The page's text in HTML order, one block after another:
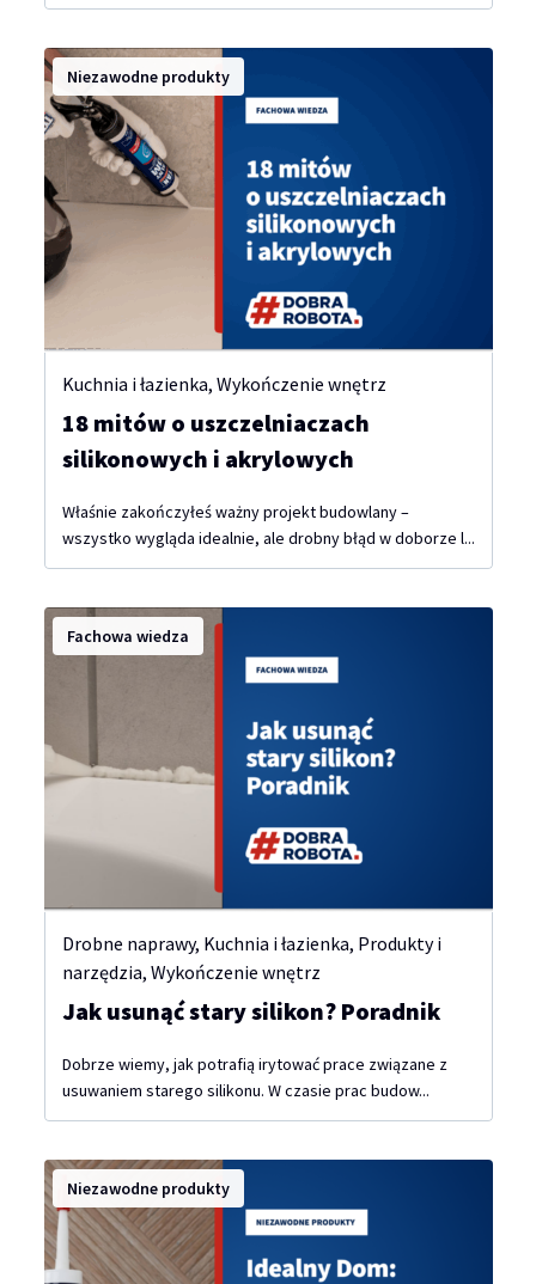
Niezawodne produkty
Kuchnia i łazienka, Wykończenie wnętrz
18 mitów o uszczelniaczach
silikonowych i akrylowych
Właśnie zakończyłeś ważny projekt budowlany –
wszystko wygląda idealnie, ale drobny błąd w doborze l...
Fachowa wiedza
Drobne naprawy, Kuchnia i łazienka, Produkty i
narzędzia, Wykończenie wnętrz
Jak usunąć stary silikon? Poradnik
Dobrze wiemy, jak potrafią irytować prace związane z
usuwaniem starego silikonu. W czasie prac budow...
Niezawodne produkty